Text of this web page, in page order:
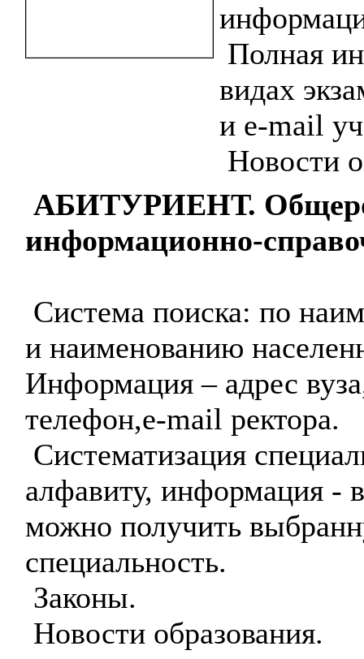
Полная
видах
и e-mail
Новости
АБИТУРИЕНТ.
информационно-
Система поиска: по
и наименованию
Информация – адрес
телефон,e-mail ректора.
Систематизация
алфавиту, информация -
можно получить
специальность.
Законы.
Новости образования.